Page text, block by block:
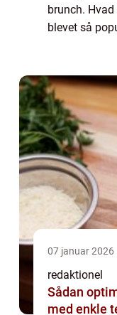
brunch.
blevet så
07 januar 2026
redaktionel
Sådan
med enkle